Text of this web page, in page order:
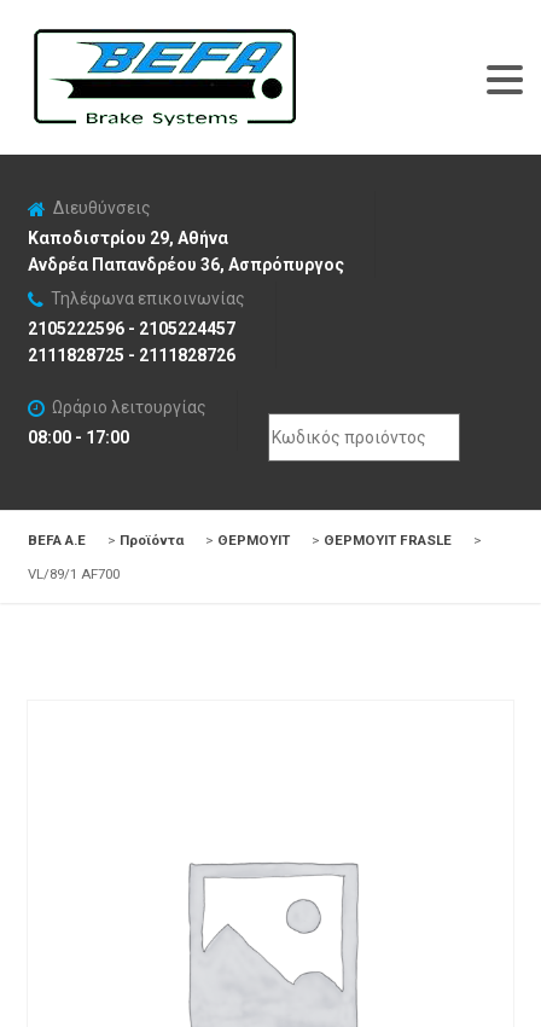
Διευθύνσεις
Καποδιστρίου 29, Αθήνα
Ανδρέα Παπανδρέου 36, Ασπρόπυργος
Τηλέφωνα επικοινωνίας
2105222596 - 2105224457
2111828725 - 2111828726
Ωράριο λειτουργίας
08:00 - 17:00
Search
for:
BEFA Α.Ε > Προϊόντα > ΘΕΡΜΟΥΙΤ > ΘΕΡΜΟΥΙΤ FRASLE
>
VL/89/1 AF700